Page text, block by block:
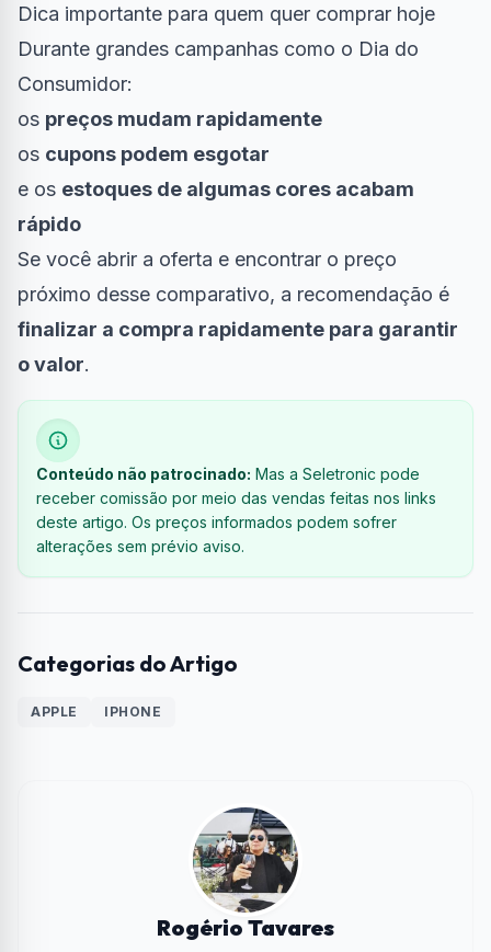
Dica importante para quem quer comprar hoje
Durante grandes campanhas como o Dia do
Consumidor:
os preços mudam rapidamente
os cupons podem esgotar
e os estoques de algumas cores acabam
rápido
Se você abrir a oferta e encontrar o preço
próximo desse comparativo, a recomendação é
finalizar a compra rapidamente para garantir
o valor.
Conteúdo não patrocinado: Mas a Seletronic pode
receber comissão por meio das vendas feitas nos links
deste artigo. Os preços informados podem sofrer
alterações sem prévio aviso.
Categorias do Artigo
APPLE IPHONE
Rogério Tavares